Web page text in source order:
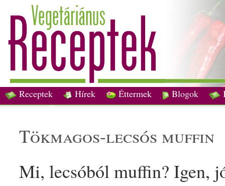
Receptek Hírek Éttermek Blogok
tökmagos-lecsós muffin
Mi, lecsóbólmuffin? Igen,